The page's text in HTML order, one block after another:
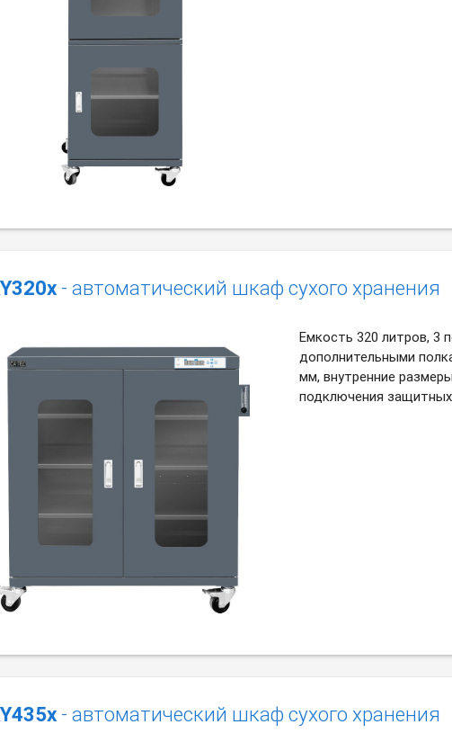
- автоматический шкаф сухого хранения
Емкость 320 литров, 3
дополнительными
мм, внутренние
подключения защитных
- автоматический шкаф сухого хранения